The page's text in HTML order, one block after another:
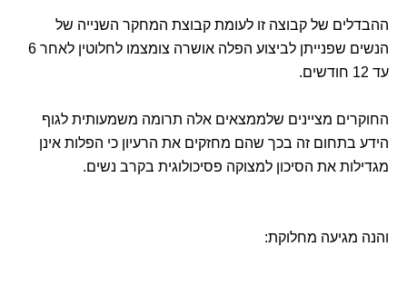
ההבדלים של קבוצה זו לעומת קבוצת המחקר השנייה של
הנשים שפנייתן לביצוע הפלה אושרה צומצמו לחלוטין לאחר 6
עד 12 חודשים.
החוקרים מציינים שלממצאים אלה תרומה משמעותית לגוף
הידע בתחום זה בכך שהם מחזקים את הרעיון כי הפלות אינן
מגדילות את הסיכון למצוקה פסיכולוגית בקרב נשים.
והנה מגיעה מחלוקת: